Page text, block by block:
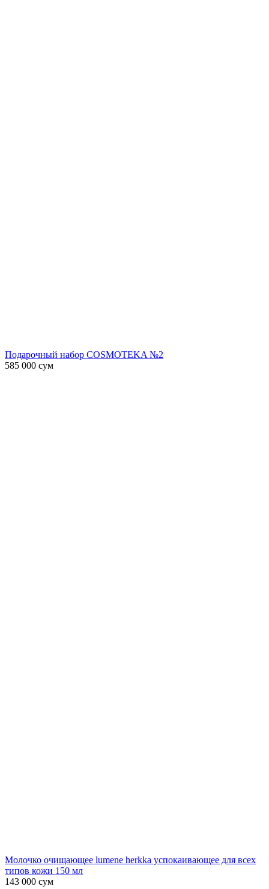
Подарочный набор COSMOTEKA №2
585 000 сум
Молочко очищающее lumene herkka успокаивающее для всех
типов кожи 150 мл
143 000 сум